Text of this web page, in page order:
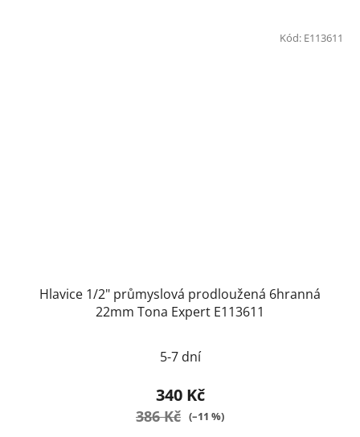
Hlavice 1/2" průmyslová prodloužená 6hranná
22mm Tona Expert E113611
5-7 dní
340 Kč
386 Kč (–11 %)
Kód: E113611